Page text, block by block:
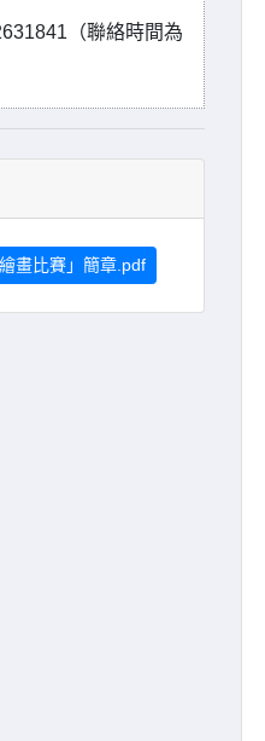
（聯絡時間為
畫比賽」簡章.pdf